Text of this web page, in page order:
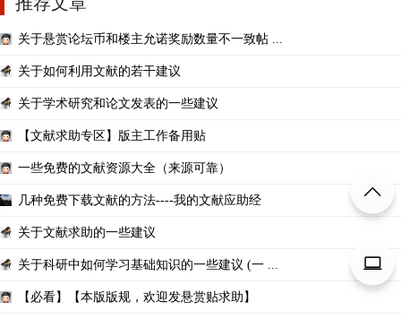
关于悬赏论坛币和楼主允诺奖励数量不一致帖 ...
关于如何利用文献的若干建议
关于学术研究和论文发表的一些建议
【文献求助专区】版主工作备用贴
一些免费的文献资源大全（来源可靠）
几种免费下载文献的方法----我的文献应助经
关于文献求助的一些建议
关于科研中如何学习基础知识的一些建议 (一 ...
【必看】【本版版规，欢迎发悬赏贴求助】